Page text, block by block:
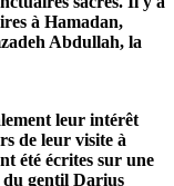
à Hamadan,
Abdullah, la
leur intérêt
de leur visite à
été écrites sur une
gentil Darius